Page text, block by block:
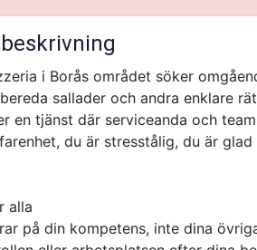
i Borås området söker
sallader och andra enklare
en tjänst där serviceanda och
du är stresstålig, du är
alla
på din kompetens, inte dina